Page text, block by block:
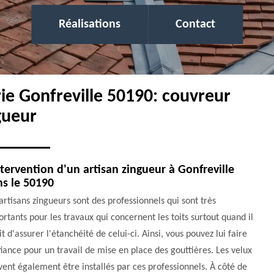
Réalisations Contact
Gonfreville 50190: couvreur
d'un artisan zingueur à Gonfreville
le 50190
zingueurs sont des professionnels qui sont très
pour les travaux qui concernent les toits surtout quand il
d'assurer l'étanchéité de celui-ci. Ainsi, vous pouvez lui faire
pour un travail de mise en place des gouttières. Les velux
également être installés par ces professionnels. À côté de